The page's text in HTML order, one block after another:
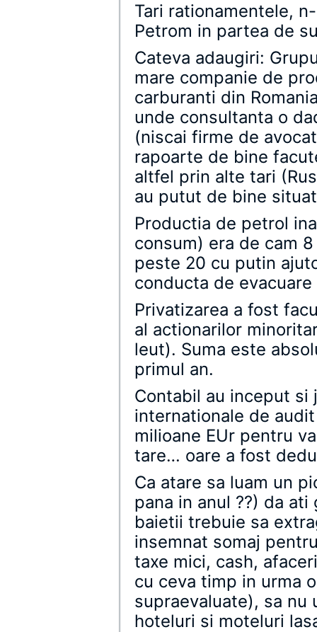
Tari rationamentele,
Petrom in partea de
Cateva adaugiri:
mare companie de
carburanti din
unde consultanta o
(niscai firme de
rapoarte de bine
altfel prin alte tari
au putut de bine
Productia de petrol
consum) era de cam
peste 20 cu putin
conducta de
Privatizarea a fost
al actionarilor
leut). Suma este
primul an.
Contabil au inceput
internationale de
milioane EUr pentru
tare… oare a fost
Ca atare sa luam un
pana in anul ??) da
baietii trebuie sa
insemnat somaj
taxe mici, cash,
cu ceva timp in urma
supraevaluate), sa nu
hoteluri si moteluri